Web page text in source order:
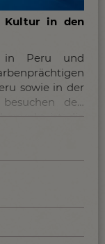
Kultur in den
in Peru und
sowie in der
den
ist die
m).